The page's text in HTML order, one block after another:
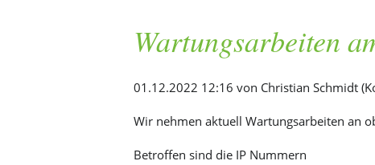
Wartungsarbeiten
01.12.2022 12:16 von Christian Schmidt
Wir nehmen aktuell Wartungsarbeiten an
Betroffen sind die IP Nummern